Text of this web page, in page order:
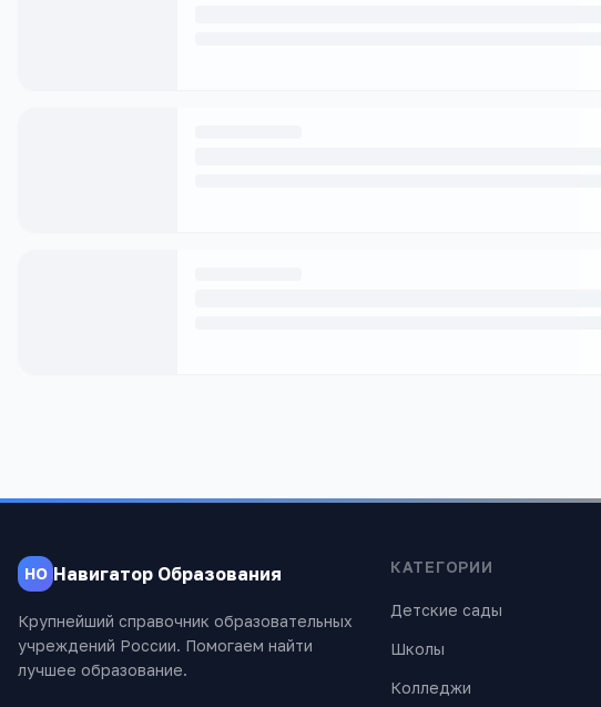
НО Навигатор Образования
Крупнейший справочник образовательных
учреждений России. Помогаем найти
лучшее образование.
КАТЕГОРИИ
Детские сады
Школы
Колледжи